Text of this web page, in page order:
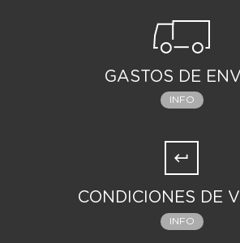
GASTOS DE
INFO
CONDICIONES DE
INFO